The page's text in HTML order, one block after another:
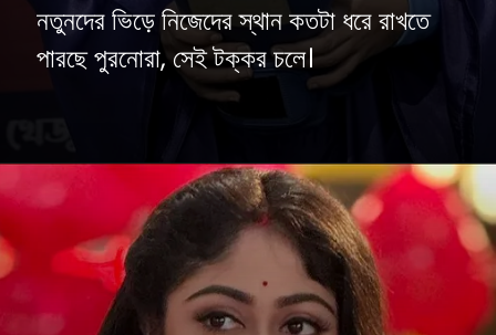
নতুনদের ভিড়ে নিজেদের স্থান কতটা ধরে রাখতে
পারছে পুরনোরা, সেই টক্কর চলে।